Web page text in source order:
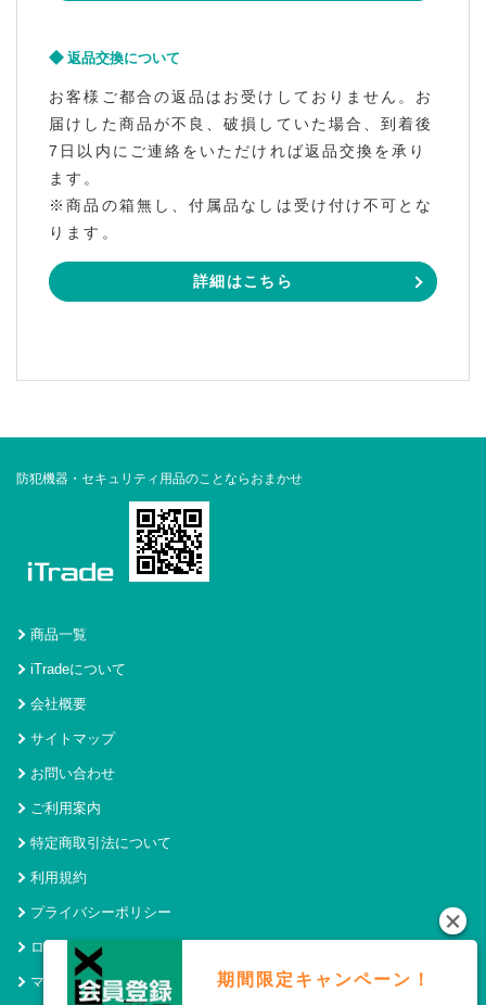
返品交換について
お客様ご都合の返品はお受けしておりません。お
届けした商品が不良、破損していた場合、到着後
7日以内にご連絡をいただければ返品交換を承り
ます。
※商品の箱無し、付属品なしは受け付け不可とな
ります。
詳細はこちら
防犯機器・セキュリティ用品のことならおまかせ
商品一覧
iTradeについて
会社概要
サイトマップ
お問い合わせ
ご利用案内
特定商取引法について
利用規約
プライバシーポリシー
ログイン
マイページ 期間限定キャンペーン！